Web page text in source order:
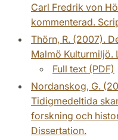
Carl Fredrik von
kommenterad.
Thörn, R. (2007).
Malmö Kulturmiljö.
Full text (PDF)
Nordanskog, G.
Tidigmedeltida
forskning och
Dissertation.